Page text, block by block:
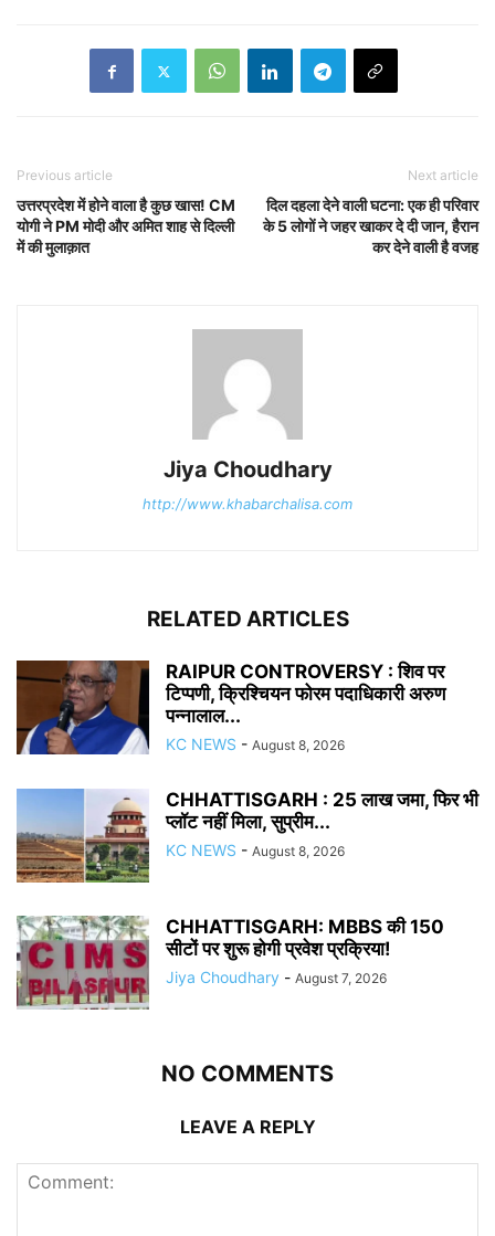
Previous article
उत्तरप्रदेश में होने वाला है कुछ खास! CM
योगी ने PM मोदी और अमित शाह से दिल्ली
में की मुलाक़ात
Next article
दिल दहला देने वाली घटना: एक ही परिवार
के 5 लोगों ने जहर खाकर दे दी जान, हैरान
कर देने वाली है वजह
Jiya Choudhary
http://www.khabarchalisa.com
RELATED ARTICLES
RAIPUR CONTROVERSY : शिव पर
टिप्पणी, क्रिश्चियन फोरम पदाधिकारी अरुण
पन्नालाल...
KC NEWS - August 8, 2026
CHHATTISGARH : 25 लाख जमा, फिर भी
प्लॉट नहीं मिला, सुप्रीम...
KC NEWS - August 8, 2026
CHHATTISGARH: MBBS की 150
सीटों पर शुरू होगी प्रवेश प्रक्रिया!
Jiya Choudhary - August 7, 2026
NO COMMENTS
LEAVE A REPLY